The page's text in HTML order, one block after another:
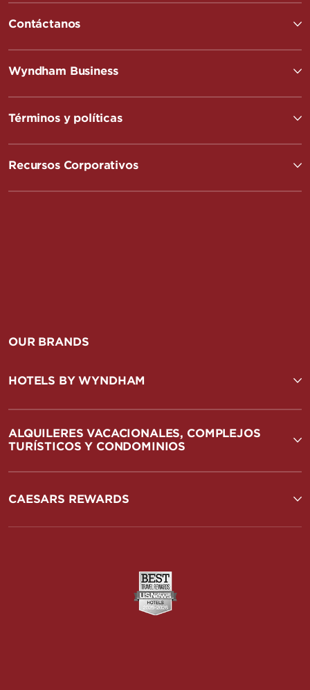
Contáctanos
Wyndham Business
Términos y políticas
Recursos Corporativos
OUR BRANDS
HOTELS BY WYNDHAM
ALQUILERES VACACIONALES, COMPLEJOS
TURÍSTICOS Y CONDOMINIOS
CAESARS REWARDS